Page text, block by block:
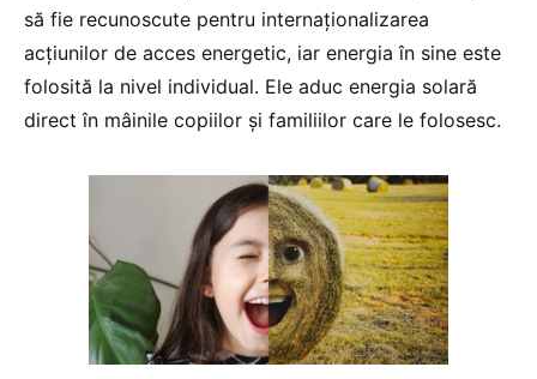
să fie recunoscute pentru internaționalizarea
acțiunilor de acces energetic, iar energia în sine este
folosită la nivel individual. Ele aduc energia solară
direct în mâinile copiilor și familiilor care le folosesc.